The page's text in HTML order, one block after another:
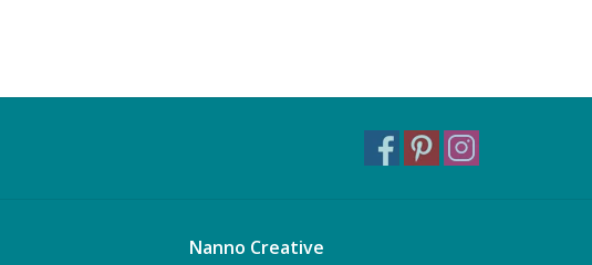
Nanno Creative